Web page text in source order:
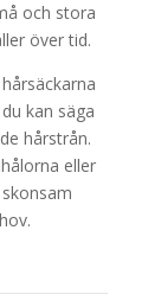
och stora
över tid.
kan säga
hårstrån.
eller